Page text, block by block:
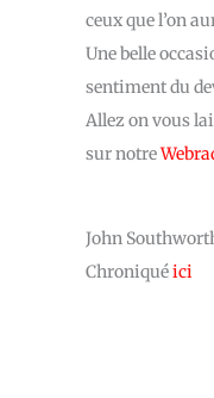
ceux que l’on
Une belle
sentiment du
Allez on vous
sur notre
John
Chroniquéici